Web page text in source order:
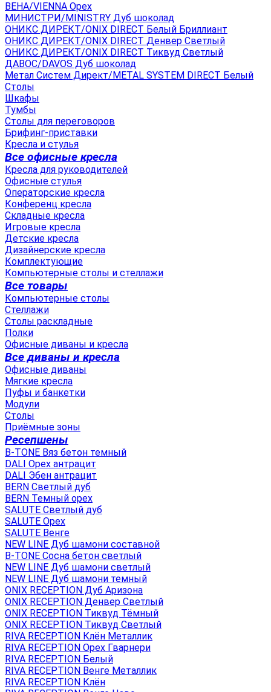
ВЕНА/VIENNA Орех
МИНИСТРИ/MINISTRY Дуб шоколад
ОНИКС ДИРЕКТ/ONIX DIRECT Белый Бриллиант
ОНИКС ДИРЕКТ/ONIX DIRECT Денвер Светлый
ОНИКС ДИРЕКТ/ONIX DIRECT Тиквуд Светлый
ДАВОС/DAVOS Дуб шоколад
Метал Систем Директ/METAL SYSTEM DIRECT Белый
Столы
Шкафы
Тумбы
Столы для переговоров
Брифинг-приставки
Кресла и стулья
Все офисные кресла
Кресла для руководителей
Офисные стулья
Операторские кресла
Конференц кресла
Складные кресла
Игровые кресла
Детские кресла
Дизайнерские кресла
Комплектующие
Компьютерные столы и стеллажи
Все товары
Компьютерные столы
Стеллажи
Столы раскладные
Полки
Офисные диваны и кресла
Все диваны и кресла
Офисные диваны
Мягкие кресла
Пуфы и банкетки
Модули
Столы
Приёмные зоны
Ресепшены
B-TONE Вяз бетон темный
DALI Орех антрацит
DALI Эбен антрацит
BERN Светлый дуб
BERN Темный орех
SALUTE Светлый дуб
SALUTE Орех
SALUTE Венге
NEW LINE Дуб шамони составной
B-TONE Сосна бетон светлый
NEW LINE Дуб шамони светлый
NEW LINE Дуб шамони темный
ONIX RECEPTION Дуб Аризона
ONIX RECEPTION Денвер Светлый
ONIX RECEPTION Тиквуд Тёмный
ONIX RECEPTION Тиквуд Светлый
RIVA RECEPTION Клён Металлик
RIVA RECEPTION Орех Гварнери
RIVA RECEPTION Белый
RIVA RECEPTION Венге Металлик
RIVA RECEPTION Клён